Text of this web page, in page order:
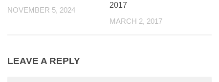
NOVEMBER 5, 2024
2017
MARCH 2, 2017
LEAVE A REPLY